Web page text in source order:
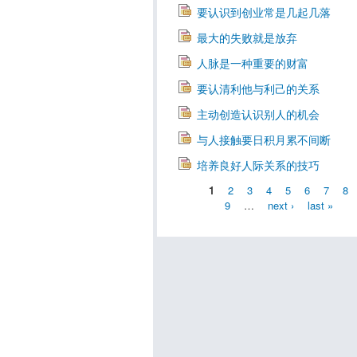
要认识到创业常是几起几落
最大的失败就是放弃
人脉是一种重要的财富
要认清利他与利己的关系
主动创造认识别人的机会
与人接触要日积月累不间断
培养良好人际关系的技巧
1 2 3 4 5 6 7
8
9
… next › last »